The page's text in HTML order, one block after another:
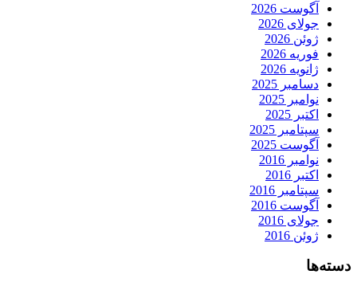
آگوست 2026
جولای 2026
ژوئن 2026
فوریه 2026
ژانویه 2026
دسامبر 2025
نوامبر 2025
اکتبر 2025
سپتامبر 2025
آگوست 2025
نوامبر 2016
اکتبر 2016
سپتامبر 2016
آگوست 2016
جولای 2016
ژوئن 2016
دسته‌ها